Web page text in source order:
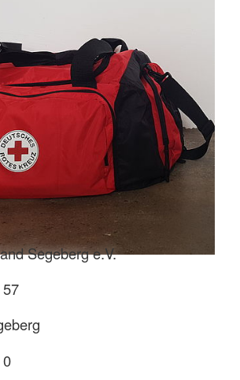
Segeberg e.V.